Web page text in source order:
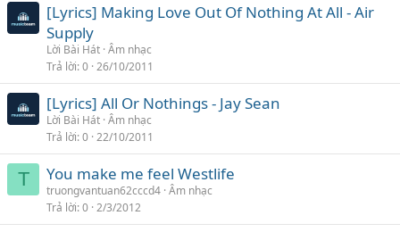
[Lyrics] Making Love Out Of Nothing At All - Air
Supply
Lời Bài Hát Âm nhạc
Trả lời 0 26/10/2011
[Lyrics] All Or Nothings - Jay Sean
Lời Bài Hát Âm nhạc
Trả lời 0 22/10/2011
T You make me feel Westlife
truongvantuan62cccd4 Âm nhạc
Trả lời 0 2/3/2012